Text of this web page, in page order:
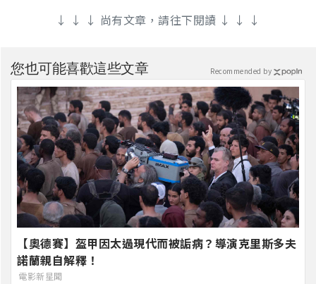
↓ ↓ ↓ 尚有文章，請往下閱讀 ↓ ↓ ↓
您也可能喜歡這些文章
【奧德賽】盔甲因太過現代而被詬病？導演克里斯多夫
諾蘭親自解釋！
電影新星聞
Recommended by